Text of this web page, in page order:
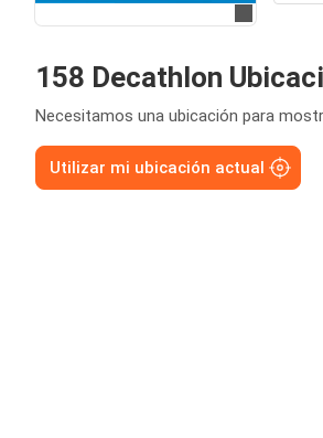
158 Decathlon
Necesitamos una ubicación para
Utilizar mi ubicación actual